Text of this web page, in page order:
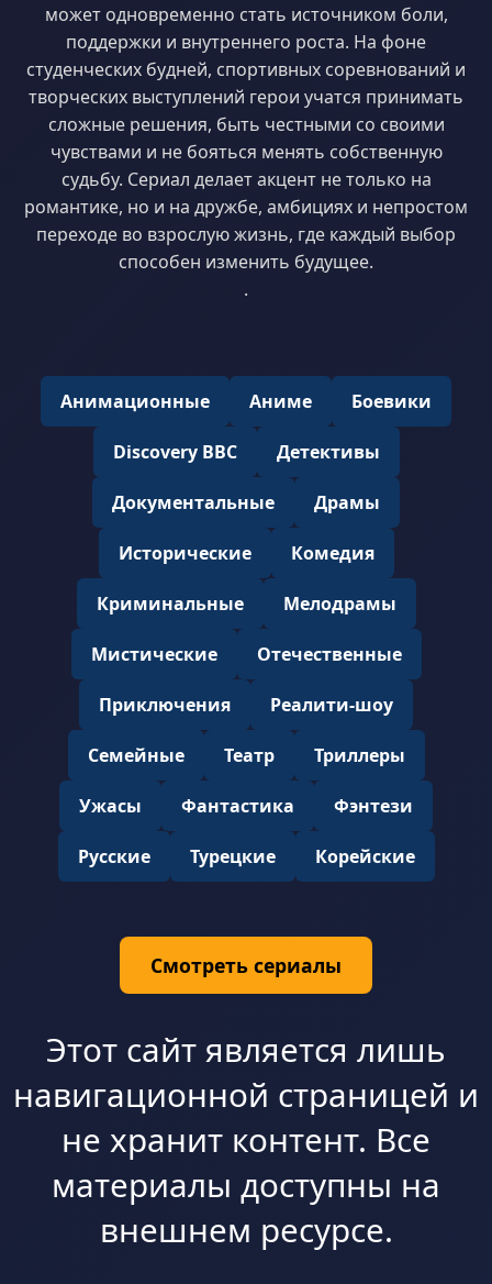
может одновременно стать источником боли,
поддержки и внутреннего роста. На фоне
студенческих будней, спортивных соревнований и
творческих выступлений герои учатся принимать
сложные решения, быть честными со своими
чувствами и не бояться менять собственную
судьбу. Сериал делает акцент не только на
романтике, но и на дружбе, амбициях и непростом
переходе во взрослую жизнь, где каждый выбор
способен изменить будущее.
.
Анимационные Аниме Боевики
Discovery BBC Детективы
Документальные Драмы
Исторические Комедия
Криминальные Мелодрамы
Мистические Отечественные
Приключения Реалити-шоу
Семейные Театр Триллеры
Ужасы Фантастика Фэнтези
Русские Турецкие Корейские
Смотреть сериалы
Этот сайт является лишь
навигационной страницей и
не хранит контент. Все
материалы доступны на
внешнем ресурсе.